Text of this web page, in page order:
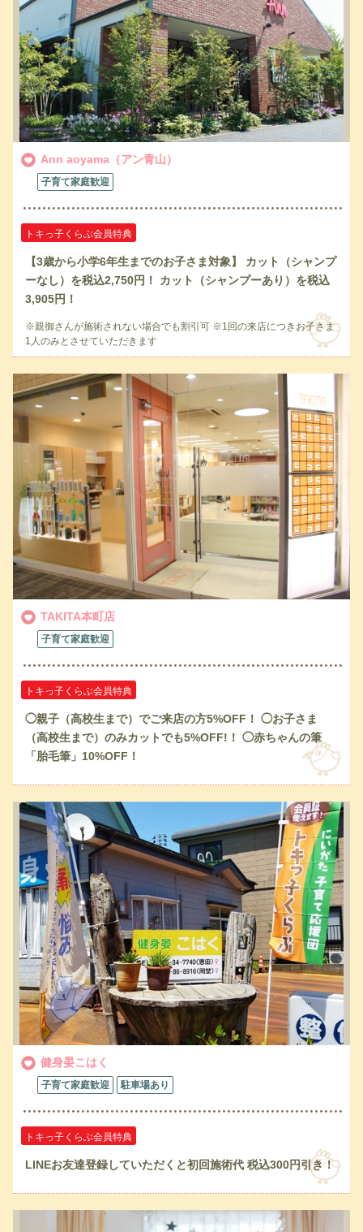
Ann aoyama（アン青山）
子育て家庭歓迎
トキっ子くらぶ会員特典
【3歳から小学6年生までのお子さま対象】 カット（シャンプ
ーなし）を税込2,750円！ カット（シャンプーあり）を税込
3,905円！
※親御さんが施術されない場合でも割引可 ※1回の来店につきお子さま
1人のみとさせていただきます
TAKITA本町店
子育て家庭歓迎
トキっ子くらぶ会員特典
◯親子（高校生まで）でご来店の方5%OFF！ ◯お子さま
（高校生まで）のみカットでも5%OFF!！ ◯赤ちゃんの筆
「胎毛筆」10%OFF！
健身晏こはく
子育て家庭歓迎 駐車場あり
トキっ子くらぶ会員特典
LINEお友達登録していただくと初回施術代 税込300円引き！